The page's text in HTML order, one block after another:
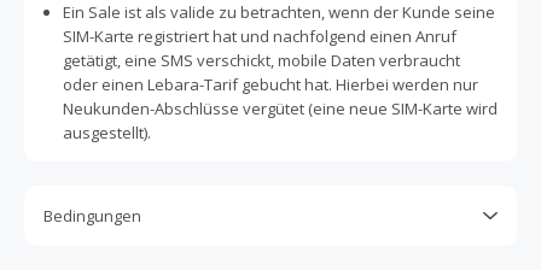
Ein Sale ist als valide zu betrachten, wenn der Kunde seine
SIM-Karte registriert hat und nachfolgend einen Anruf
getätigt, eine SMS verschickt, mobile Daten verbraucht
oder einen Lebara-Tarif gebucht hat. Hierbei werden nur
Neukunden-Abschlüsse vergütet (eine neue SIM-Karte wird
ausgestellt).
Bedingungen